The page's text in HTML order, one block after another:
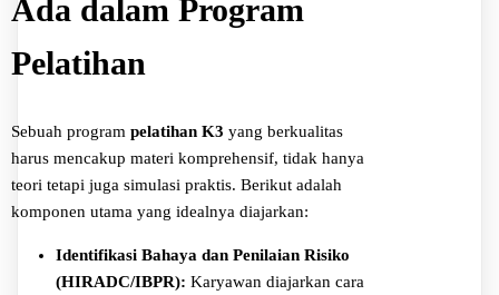
Ada dalam Program
Pelatihan
Sebuah program pelatihan K3 yang berkualitas
harus mencakup materi komprehensif, tidak hanya
teori tetapi juga simulasi praktis. Berikut adalah
komponen utama yang idealnya diajarkan:
Identifikasi Bahaya dan Penilaian Risiko
(HIRADC/IBPR): Karyawan diajarkan cara